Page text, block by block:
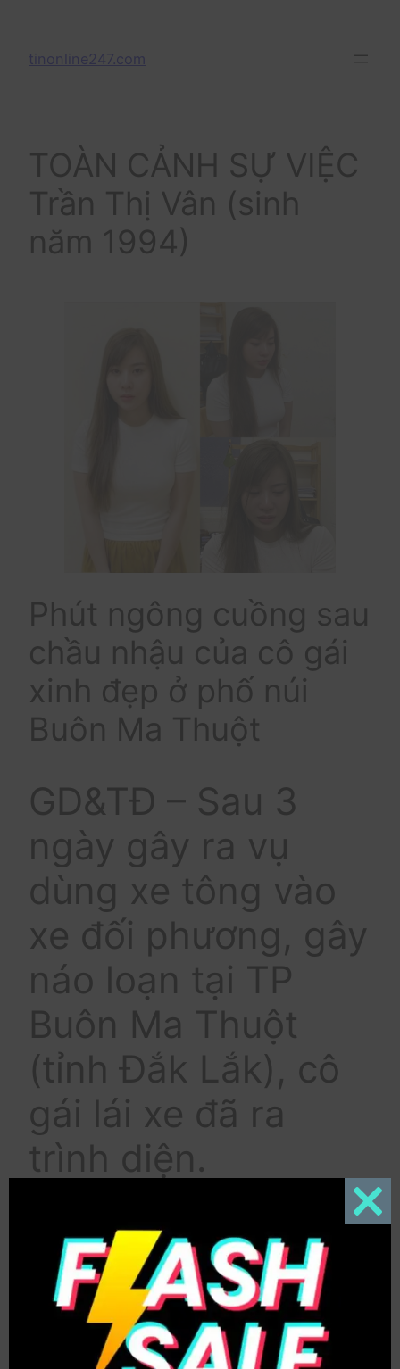
content
tinonline247.com
TOÀN CẢNH SỰ VIỆC
Trần Thị Vân (sinh
năm 1994)
Phút ngông cuồng sau
chầu nhậu của cô gái
xinh đẹp ở phố núi
Buôn Ma Thuột
GD&TĐ – Sau 3
ngày gây ra vụ
dùng xe tông vào
xe đối phương, gây
náo loạn tại TP
Buôn Ma Thuột
(tỉnh Đắk Lắk), cô
gái lái xe đã ra
trình diện.
Close